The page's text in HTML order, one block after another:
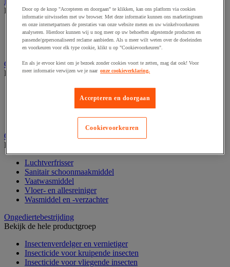
Bekijk de hele productgroep
Dispenser voor industrieel poetspapier
Industriële poetsrollen
Nonwoven en textiel doeken
Onderdelen voor sanitair, douche en badkamer
Bekijk de hele productgroep
Douche apparatuur
Onderdelen voor badkamer
Sanitaire scheidingswand en cabine
Sanitaire uitrusting
Onderhoudsproduct
Bekijk de hele productgroep
Luchtverfrisser
Sanitair schoonmaakmiddel
Vaatwasmiddel
Vloer- en allesreiniger
Wasmiddel en -verzachter
Ongediertebestrijding
Bekijk de hele productgroep
Insectenverdelger en vernietiger
Insecticide voor kruipende insecten
Insecticide voor vliegende insecten
Door op de knop "Accepteren en doorgaan" te klikken, kan ons platform via cookies
informatie uitwisselen met uw browser. Met deze informatie kunnen ons marketingteam
en onze internetpartners de prestaties van onze website meten en uw winkelvoorkeuren
analyseren. Hierdoor kunnen wij u nog meer op uw behoeften afgestemde producten en
passende/gepersonaliseerd reclame aanbieden. Als u meer wilt weten over de doeleinden
en voorkeuren voor elk type cookie, klikt u op "Cookievoorkeuren".
En als je ervoor kiest om je bezoek zonder cookies voort te zetten, mag dat ook! Voor
meer informatie verwijzen we je naar onze cookieverklaring.
Accepteren en doorgaan
Cookievoorkeuren